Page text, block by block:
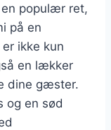
en populær ret,
på en
ikke kun
en lækker
dine gæster.
og en sød